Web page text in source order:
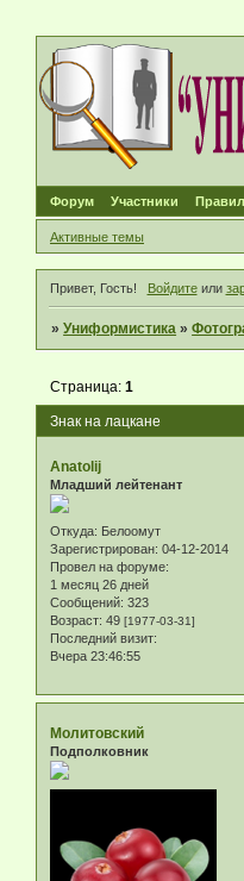
Форум Участники
Активные темы
Привет, Гость! Войдитеили
»Униформистика »
Знак на лацкане
Страница:1
Anatolij
Младший лейтенант
Откуда: Белоомут
Зарегистрирован: 04-12-2014
Провел на форуме:
1 месяц 26 дней
Сообщений: 323
Возраст: 49 [1977-03-31]
Последний визит:
Вчера 23:46:55
Молитовский
Подполковник